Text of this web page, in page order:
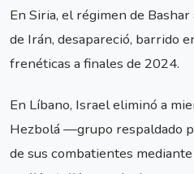
En Siria, el régimen de
de Irán, desapareció, barrido
frenéticas a finales de 2024.
En Líbano, Israel eliminó a
Hezbolá —grupo respaldado
de sus combatientes